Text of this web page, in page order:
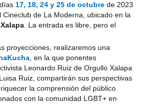
días17, 18, 24 y 25 de octubre de 2023
Cineclub de La Moderna, ubicado en la
. La entrada es libre, pero el
proyecciones, realizaremos una
, en la que ponentes
Leonardo Ruiz de Orgullo Xalapa
Ruiz, compartirán sus perspectivas
la comprensión del público
con la comunidad LGBT+ en